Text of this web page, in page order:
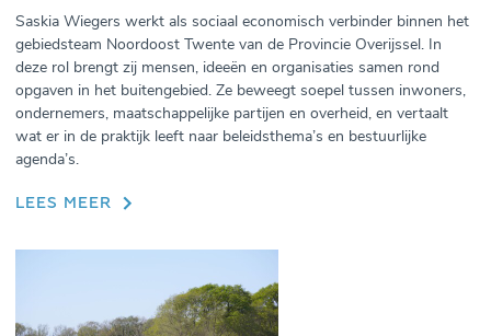
Saskia Wiegers werkt als sociaal economisch verbinder binnen het
gebiedsteam Noordoost Twente van de Provincie Overijssel. In
deze rol brengt zij mensen, ideeën en organisaties samen rond
opgaven in het buitengebied. Ze beweegt soepel tussen inwoners,
ondernemers, maatschappelijke partijen en overheid, en vertaalt
wat er in de praktijk leeft naar beleidsthema’s en bestuurlijke
agenda’s.
LEES MEER